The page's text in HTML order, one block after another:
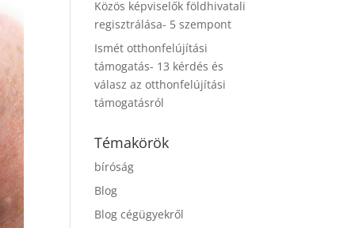
Közös képviselők földhivatali
regisztrálása- 5 szempont
Ismét otthonfelújítási
támogatás- 13 kérdés és
válasz az otthonfelújítási
támogatásról
Témakörök
bíróság
Blog
Blog cégügyekről